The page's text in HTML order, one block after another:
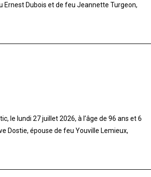
Ernest Dubois et de feu Jeannette Turgeon,
le lundi 27 juillet 2026, à l’âge de 96 ans et 6
Dostie, épouse de feu Youville Lemieux,